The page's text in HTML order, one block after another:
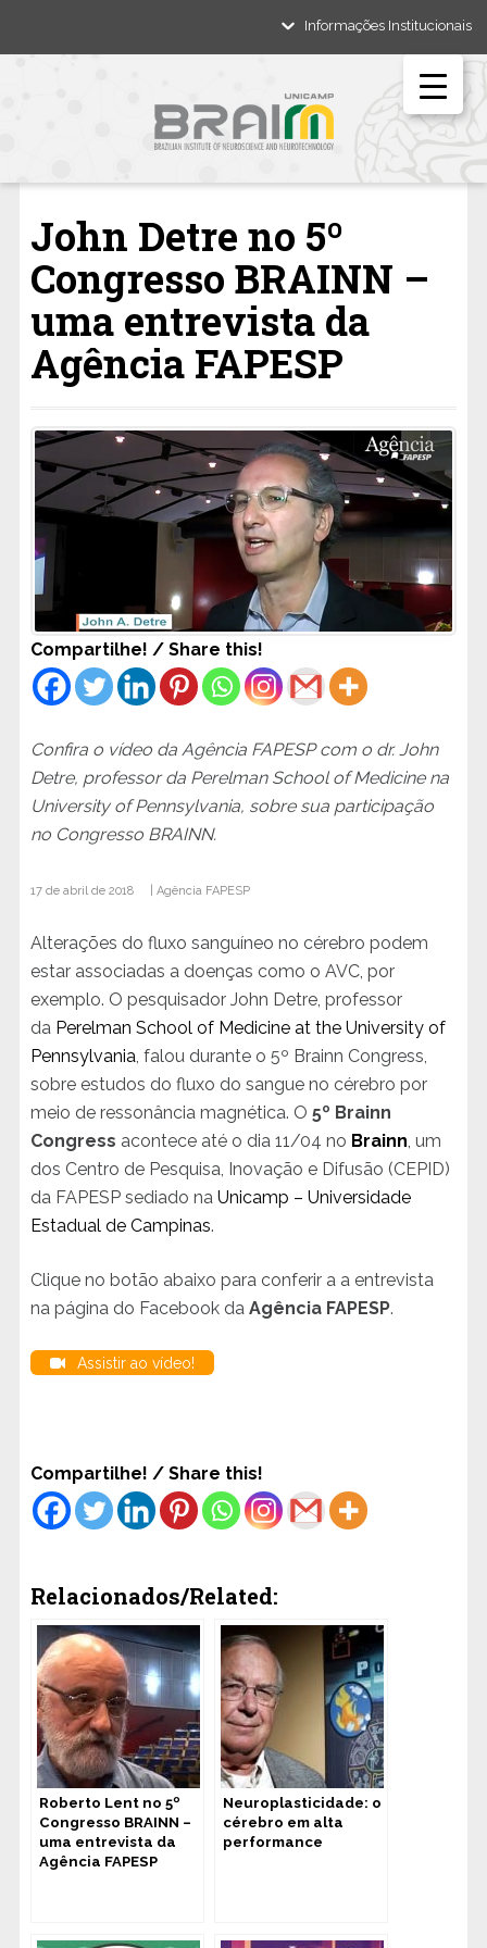
Informações Institucionais
John Detre no 5º
Congresso BRAINN –
uma entrevista da
Agência FAPESP
Compartilhe! / Share this!
Confira o vídeo da Agência FAPESP com o dr. John
Detre, professor da Perelman School of Medicine na
University of Pennsylvania, sobre sua participação
no Congresso BRAINN.
17 de abril de 2018 | Agência FAPESP
Alterações do fluxo sanguíneo no cérebro podem
estar associadas a doenças como o AVC, por
exemplo. O pesquisador John Detre, professor
da Perelman School of Medicine at the University of
Pennsylvania , falou durante o 5º Brainn Congress,
sobre estudos do fluxo do sangue no cérebro por
meio de ressonância magnética. O 5º Brainn
Congress acontece até o dia 11/04 no Brainn , um
dos Centro de Pesquisa, Inovação e Difusão (CEPID)
da FAPESP sediado na Unicamp – Universidade
Estadual de Campinas.
Clique no botão abaixo para conferir a a entrevista
na página do Facebook da Agência FAPESP.
Assistir ao vídeo!
Compartilhe! / Share this!
Relacionados/Related:
Roberto Lent no 5º
Congresso BRAINN –
uma entrevista da
Agência FAPESP
Neuroplasticidade: o
cérebro em alta
performance